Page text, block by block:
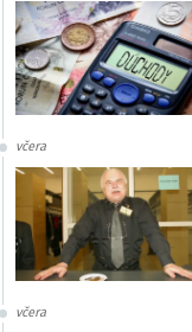
včera
včera